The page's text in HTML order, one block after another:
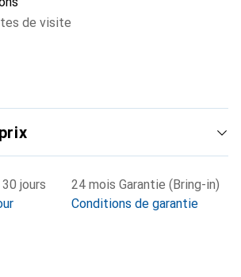
de visite
jours
24 mois Garantie (Bring-in)
Conditions de garantie